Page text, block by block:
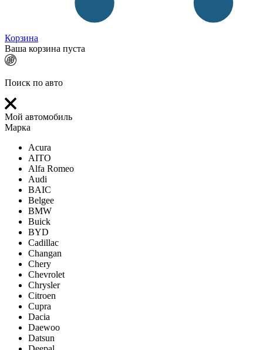
Корзина
Ваша корзина пуста
Поиск по авто
Мой автомобиль
Марка
Acura
AITO
Alfa Romeo
Audi
BAIC
Belgee
BMW
Buick
BYD
Cadillac
Changan
Chery
Chevrolet
Chrysler
Citroen
Cupra
Dacia
Daewoo
Datsun